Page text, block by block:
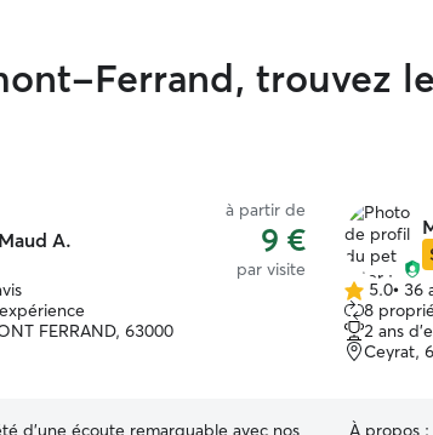
Ferrand, trouvez
Maud A.
à partir de
9 €
par visite
FERRAND, 63000
d’une écoute remarquable avec nos
5.0 étoile(s)
sur
5
5.0• 36
8
2 ans
Ceyrat,
À propos :